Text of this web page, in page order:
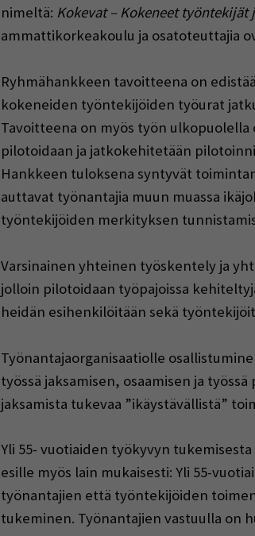
nimeltä: Kokevat – Kokeneet
ammattikorkeakoulu ja osatoteuttajia
Ryhmähankkeen tavoitteena on
kokeneiden työntekijöiden työurat
Tavoitteena on myös työn
pilotoidaan ja jatkokehitetään
Hankkeen tuloksena syntyvät
auttavat työnantajia muun muassa
työntekijöiden merkityksen
Varsinainen yhteinen työskentely ja
jolloin pilotoidaan työpajoissa
heidän esihenkilöitään sekä
Työnantajaorganisaatiolle
työssä jaksamisen, osaamisen ja
jaksamista tukevaa ”ikäystävällistä”
Yli 55- vuotiaiden työkyvyn tukemisesta
esille myös lain mukaisesti: Yli 55-
työnantajien että työntekijöiden
tukeminen. Työnantajien vastuulla on